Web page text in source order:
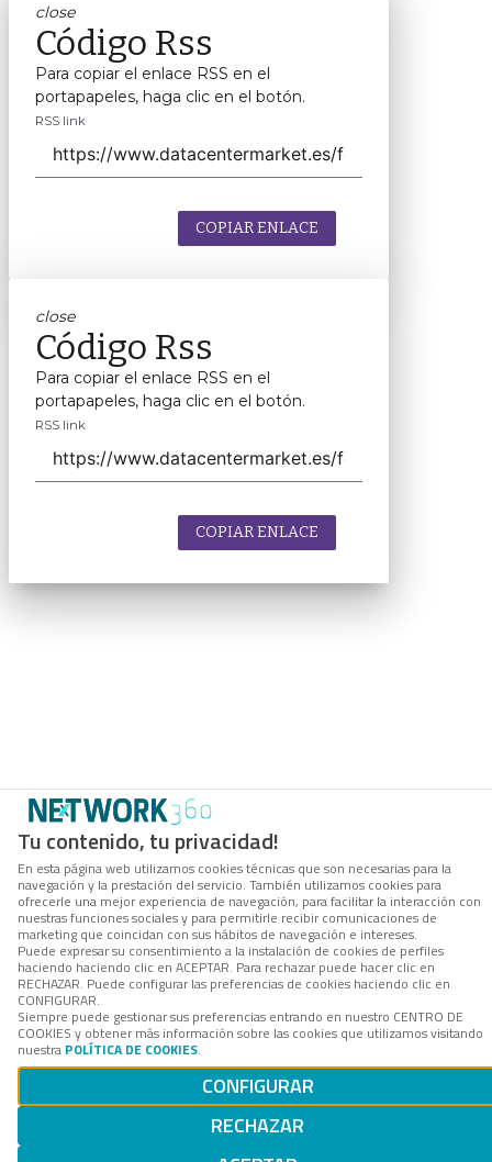
Tu contenido, tu privacidad!
En esta página web utilizamos cookies técnicas que son necesarias para la
navegación y la prestación del servicio. También utilizamos cookies para
ofrecerle una mejor experiencia de navegación, para facilitar la interacción con
nuestras funciones sociales y para permitirle recibir comunicaciones de
marketing que coincidan con sus hábitos de navegación e intereses.
Puede expresar su consentimiento a la instalación de cookies de perfiles
haciendo haciendo clic en ACEPTAR. Para rechazar puede hacer clic en
RECHAZAR. Puede configurar las preferencias de cookies haciendo clic en
CONFIGURAR.
Siempre puede gestionar sus preferencias entrando en nuestro CENTRO DE
COOKIES y obtener más información sobre las cookies que utilizamos visitando
nuestra POLÍTICA DE COOKIES.
CONFIGURAR
RECHAZAR
close
Código Rss
Para copiar el enlace RSS en el
portapapeles, haga clic en el botón.
RSS link
COPIAR ENLACE
close
Código Rss
Para copiar el enlace RSS en el
portapapeles, haga clic en el botón.
RSS link
COPIAR ENLACE